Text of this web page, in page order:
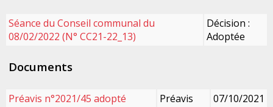
Séance du Conseil communal du
08/02/2022 (N° CC21-22_13)
Décision :
Adoptée
Documents
Préavis n°2021/45 adopté Préavis
07/10/2021